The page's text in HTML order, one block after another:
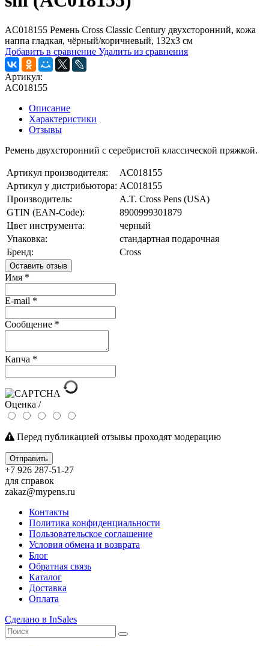
AC018155 Ремень Cross Classic Century двухсторонний, кожа
наппа гладкая, чёрный/коричневый, 132х3 см
Добавить в сравнение Удалить из сравнения
Артикул:
AC018155
Описание
Характеристики
Отзывы
Ремень двухсторонний с серебристой классической пряжкой.
Артикул производителя:
AC018155
Артикул у дистрибьютора: AC018155
Производитель:
A.T. Cross Pens (USA)
GTIN (EAN-Code):
8900999301879
Цвет инструмента:
черный
Упаковка:
стандартная подарочная
Бренд:
Cross
Оставить отзыв
Имя *
E-mail *
Сообщение *
Капча *
Оценка /
Перед публикацией отзывы проходят модерацию
Отправить
+7 926 287-51-27
для справок
zakaz@mypens.ru
Контакты
Политика конфиденциальности
Пользовательское соглашение
Условия обмена и возврата
Блог
Обратная связь
Каталог
Доставка
Оплата
Сделано в InSales